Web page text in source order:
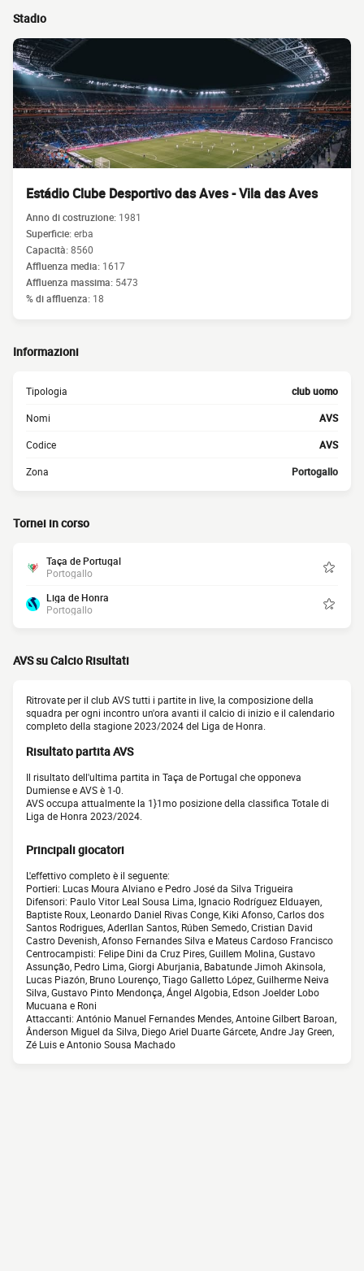
Stadio
Estádio Clube Desportivo das Aves - Vila das Aves
Anno di costruzione: 1981
Superficie:erba
Capacità:8560
Affluenza media: 1617
Affluenza massima: 5473
% di affluenza: 18
Informazioni
Tipologia club uomo
Nomi AVS
Codice AVS
Zona Portogallo
Tornei in corso
Taça de Portugal
Portogallo
Liga de Honra
Portogallo
AVS su Calcio Risultati
Ritrovate per il club AVS tutti i partite in live, la composizione della
squadra per ogni incontro un'ora avanti il calcio di inizio e il calendario
completo della stagione 2023/2024 del Liga de Honra.
Risultato partita AVS
Il risultato dell'ultima partita in Taça de Portugal che opponeva
Dumiense e AVS è 1-0.
AVS occupa attualmente la 1}1mo posizione della classifica Totale di
Liga de Honra 2023/2024.
Principali giocatori
L'effettivo completo è il seguente:
Portieri: Lucas Moura Alviano e Pedro José da Silva Trigueira
Difensori: Paulo Vitor Leal Sousa Lima, Ignacio Rodríguez Elduayen,
Baptiste Roux, Leonardo Daniel Rivas Conge, Kiki Afonso, Carlos dos
Santos Rodrigues, Aderllan Santos, Rúben Semedo, Cristian David
Castro Devenish, Afonso Fernandes Silva e Mateus Cardoso Francisco
Centrocampisti: Felipe Dini da Cruz Pires, Guillem Molina, Gustavo
Assunção, Pedro Lima, Giorgi Aburjania, Babatunde Jimoh Akinsola,
Lucas Piazón, Bruno Lourenço, Tiago Galletto López, Guilherme Neiva
Silva, Gustavo Pinto Mendonça, Ángel Algobia, Edson Joelder Lobo
Mucuana e Roni
Attaccanti: António Manuel Fernandes Mendes, Antoine Gilbert Baroan,
Ânderson Miguel da Silva, Diego Ariel Duarte Gárcete, Andre Jay Green,
Zé Luis e Antonio Sousa Machado